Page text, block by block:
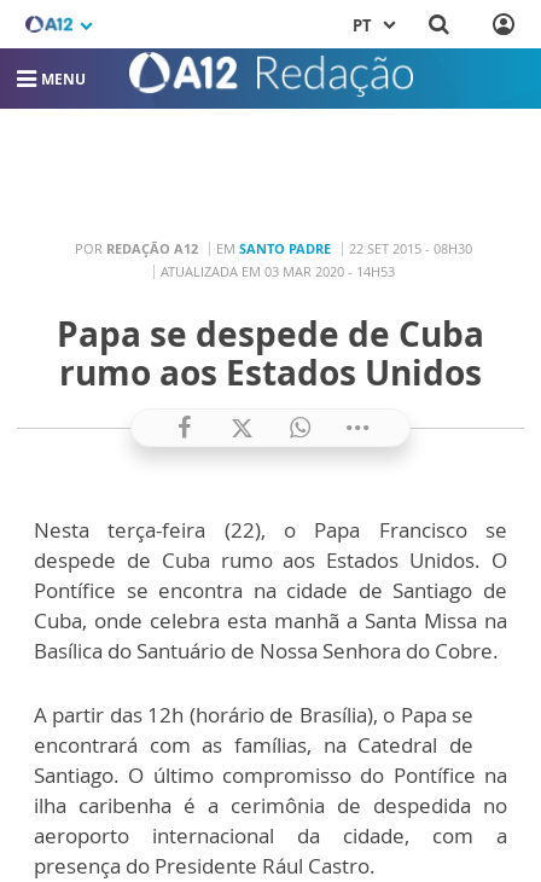
PT
MENU
POR REDAÇÃO A12 EM SANTO PADRE
22 SET 2015 - 08H30
ATUALIZADA EM 03 MAR 2020 - 14H53
Papa se despede de Cuba
rumo aos Estados Unidos
Nesta terça-feira (22), o Papa Francisco se
despede de Cuba rumo aos Estados Unidos. O
Pontífice se encontra na cidade de Santiago de
Cuba, onde celebra esta manhã a Santa Missa na
Basílica do Santuário de Nossa Senhora do Cobre.
A partir das 12h (horário de Brasília), o Papa se
encontrará com as famílias, na Catedral de
Santiago. O último compromisso do Pontífice na
ilha caribenha é a cerimônia de despedida no
aeroporto internacional da cidade, com a
presença do Presidente Rául Castro.